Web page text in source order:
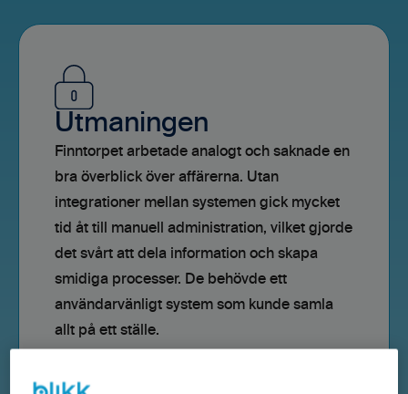
Utmaningen
Finntorpet arbetade analogt och saknade en
bra överblick över affärerna. Utan
integrationer mellan systemen gick mycket
tid åt till manuell administration, vilket gjorde
det svårt att dela information och skapa
smidiga processer. De behövde ett
användarvänligt system som kunde samla
allt på ett ställe.